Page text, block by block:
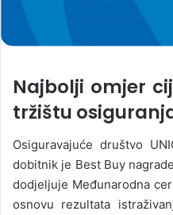
Najbolji omjer
tržištu
Osiguravajuće društvo
dobitnik je Best Buy
dodjeljuje Međunarodna
osnovu rezultata